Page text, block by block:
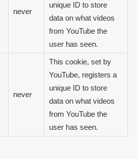
never
unique ID to store
data on what videos
from YouTube the
user has seen.
never
This cookie, set by
YouTube, registers a
unique ID to store
data on what videos
from YouTube the
user has seen.